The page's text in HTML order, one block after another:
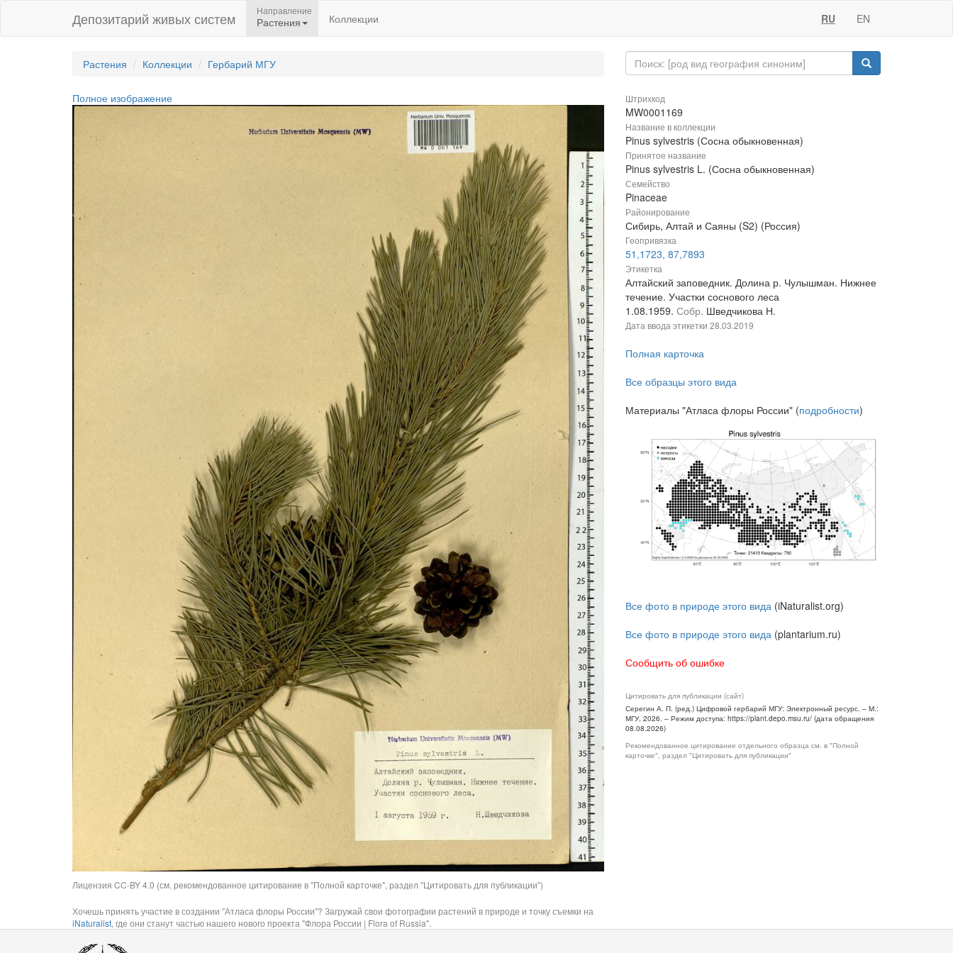
Депозитарий живых систем Направление
Растения Коллекции RU EN
Растения Коллекции Гербарий МГУ
Полное изображение
Лицензия CC-BY 4.0 (см. рекомендованное цитирование в "Полной карточке", раздел "Цитировать для публикации")
Хочешь принять участие в создании "Атласа флоры России"? Загружай свои фотографии растений в природе и точку съемки на
iNaturalist, где они станут частью нашего нового проекта "Флора России | Flora of Russia".
Штрихкод
MW0001169
Название в коллекции
Pinus sylvestris (Сосна обыкновенная)
Принятое название
Pinus sylvestris L. (Сосна обыкновенная)
Семейство
Pinaceae
Районирование
Сибирь, Алтай и Саяны (S2) (Россия)
Геопривязка
51,1723, 87,7893
Этикетка
Алтайский заповедник. Долина р. Чулышман. Нижнее
течение. Участки соснового леса
1.08.1959. Собр. Шведчикова Н.
Дата ввода этикетки 28.03.2019
Полная карточка
Все образцы этого вида
Материалы "Атласа флоры России" (подробности)
Все фото в природе этого вида (iNaturalist.org)
Все фото в природе этого вида (plantarium.ru)
Сообщить об ошибке
Цитировать для публикации (сайт)
Серегин А. П. (ред.) Цифровой гербарий МГУ: Электронный ресурс. – М.:
МГУ, 2026. – Режим доступа: https://plant.depo.msu.ru/ (дата обращения
08.08.2026)
Рекомендованное цитирование отдельного образца см. в "Полной
карточке", раздел "Цитировать для публикации"